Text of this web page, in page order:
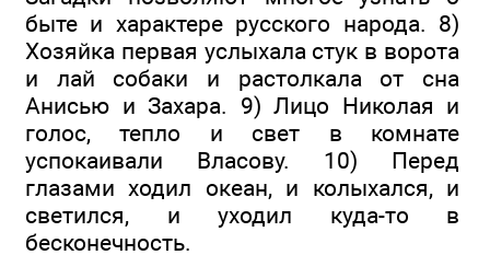
быте и характере русского народа. 8)
Хозяйка первая услыхала стук в ворота
и лай собаки и растолкала от сна
Анисью и Захара. 9) Ли­цо Николая и
голос, тепло и свет в комнате
успокаивали Власову. 10) Перед
глазами ходил океан, и колыхался, и
светился, и уходил куда-то в
бесконечность.